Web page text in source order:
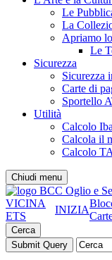
Le
La
Apriamo
Le
Sicurezza
Sicurezza
Carte di
Sportello
Utilità
Calcolo
Calcola il
Calcolo
Chiudi menu
VICINA
ETS
INIZIA
Cerca